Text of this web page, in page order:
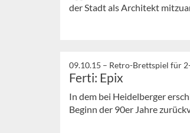
der Stadt als Architekt
09.10.15 – Retro-Brettspiel für
Ferti: Epix
In dem bei Heidelberger
Beginn der 90er Jahre